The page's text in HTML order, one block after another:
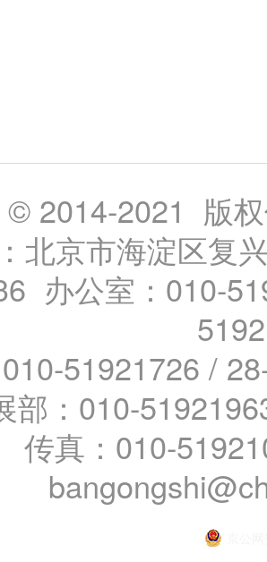
© 2014-2021 版
北京市海淀区复
办公室：010-
51921726 /
部：010-
传真：010-